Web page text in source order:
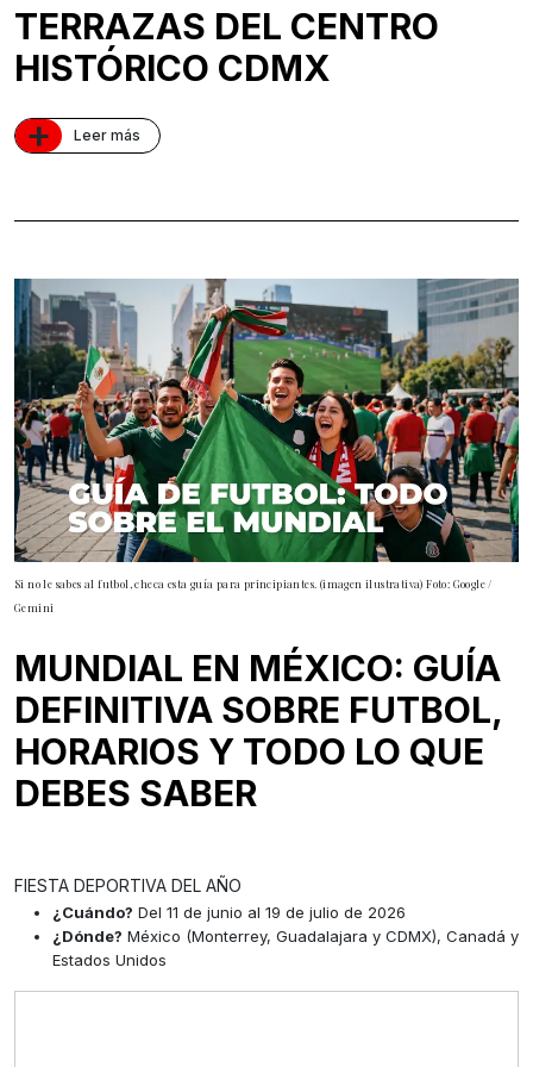
TERRAZAS DEL CENTRO
HISTÓRICO CDMX
+ Leer más
Si no le sabes al futbol, checa esta guía para principiantes. (imagen ilustrativa) Foto: Google /
Gemini
MUNDIAL EN MÉXICO: GUÍA
DEFINITIVA SOBRE FUTBOL,
HORARIOS Y TODO LO QUE
DEBES SABER
FIESTA DEPORTIVA DEL AÑO
¿Cuándo? Del 11 de junio al 19 de julio de 2026
¿Dónde? México (Monterrey, Guadalajara y CDMX), Canadá y
Estados Unidos